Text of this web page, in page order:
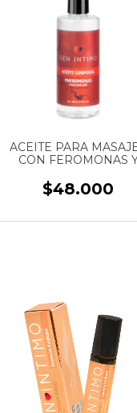
ACEITE PARA
CON FEROMONAS
SEN INTIMO - 250 ML
$48.000